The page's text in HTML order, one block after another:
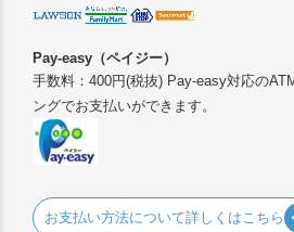
Pay-easy（ペイジー）
手数料：400円(税抜) Pay-easy対応の
ングでお支払いができます。
お支払い方法について詳しくはこちら